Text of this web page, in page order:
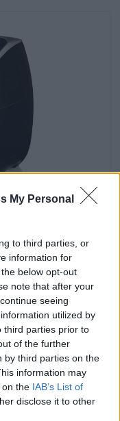
My Personal
to third parties, or
information for
below opt-out
note that after your
seeing
utilized by
third parties prior to
of the further
by third parties on the
information may
on the IAB’s List of
disclose it to other
horno en uno,
60
extraíble,
todo en uno que
cocinar tus platos
Con una
para freír,
y gratinar una